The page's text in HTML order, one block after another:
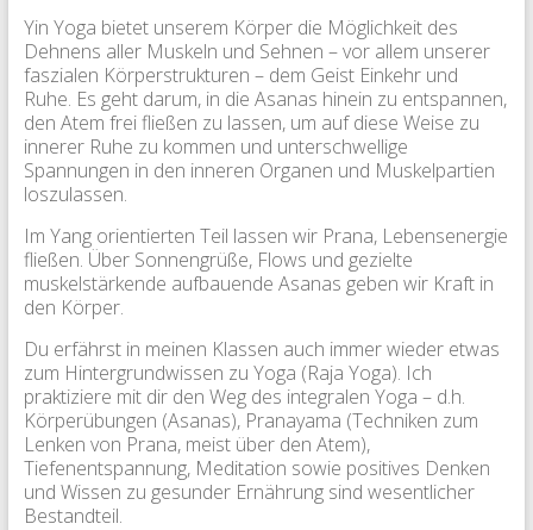
Yin Yoga bietet unserem Körper die Möglichkeit des
Dehnens aller Muskeln und Sehnen – vor allem unserer
faszialen Körperstrukturen – dem Geist Einkehr und
Ruhe. Es geht darum, in die Asanas hinein zu entspannen,
den Atem frei fließen zu lassen, um auf diese Weise zu
innerer Ruhe zu kommen und unterschwellige
Spannungen in den inneren Organen und Muskelpartien
loszulassen.
Im Yang orientierten Teil lassen wir Prana, Lebensenergie
fließen. Über Sonnengrüße, Flows und gezielte
muskelstärkende aufbauende Asanas geben wir Kraft in
den Körper.
Du erfährst in meinen Klassen auch immer wieder etwas
zum Hintergrundwissen zu Yoga (Raja Yoga). Ich
praktiziere mit dir den Weg des integralen Yoga – d.h.
Körperübungen (Asanas), Pranayama (Techniken zum
Lenken von Prana, meist über den Atem),
Tiefenentspannung, Meditation sowie positives Denken
und Wissen zu gesunder Ernährung sind wesentlicher
Bestandteil.